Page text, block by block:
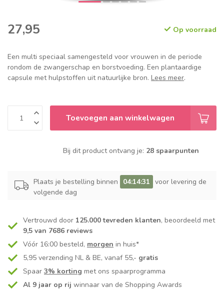
27,95 Op voorraad
Een multi speciaal samengesteld voor vrouwen in de periode
rondom de zwangerschap en borstvoeding. Een plantaardige
capsule met hulpstoffen uit natuurlijke bron. Lees meer.
Toevoegen aan winkelwagen
Bij dit product ontvang je: 28 spaarpunten
Plaats je bestelling binnen 04:14:31 voor levering de
volgende dag
Vertrouwd door 125.000 tevreden klanten, beoordeeld met
9,5 van 7686 reviews
Vóór 16:00 besteld, morgen in huis*
5,95 verzending NL & BE, vanaf 55,- gratis
Spaar 3% korting met ons spaarprogramma
Al 9 jaar op rij winnaar van de Shopping Awards